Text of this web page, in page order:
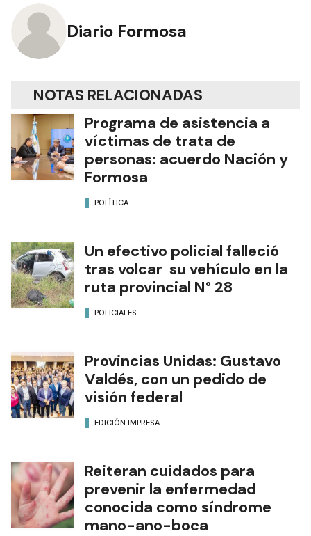
Diario Formosa
NOTAS RELACIONADAS
Programa de asistencia a
víctimas de trata de
personas: acuerdo Nación y
Formosa
POLÍTICA
Un efectivo policial falleció
tras volcar su vehículo en la
ruta provincial N° 28
POLICIALES
Provincias Unidas: Gustavo
Valdés, con un pedido de
visión federal
EDICIÓN IMPRESA
Reiteran cuidados para
prevenir la enfermedad
conocida como síndrome
mano-ano-boca